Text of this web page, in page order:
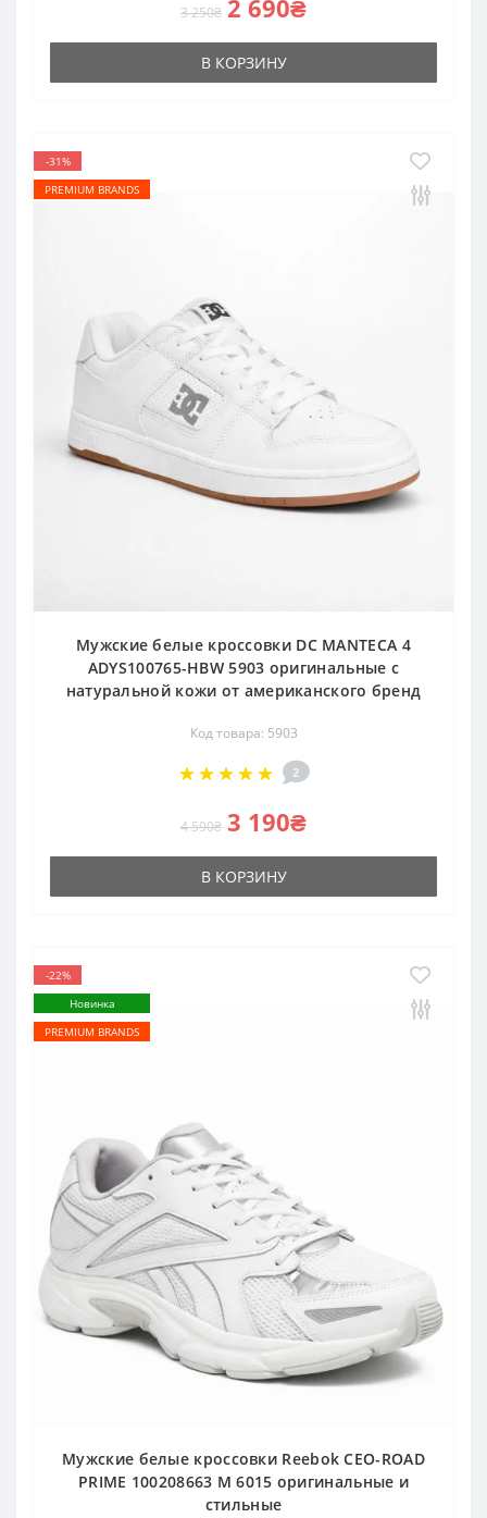
3 250₴ 2 690₴
В КОРЗИНУ
-31%
PREMIUM BRANDS
Мужские белые кроссовки DC MANTECA 4
ADYS100765-HBW 5903 оригинальные с
натуральной кожи от американского бренд
Код товара: 5903
2
4 590₴ 3 190₴
В КОРЗИНУ
-22%
Новинка
PREMIUM BRANDS
Мужские белые кроссовки Reebok CEO-ROAD
PRIME 100208663 M 6015 оригинальные и
стильные